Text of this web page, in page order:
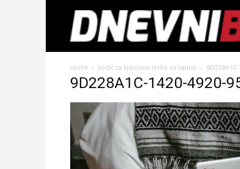
Home Vodič za kupovinu torbe za laptop
9D228A1C-1420-4920-